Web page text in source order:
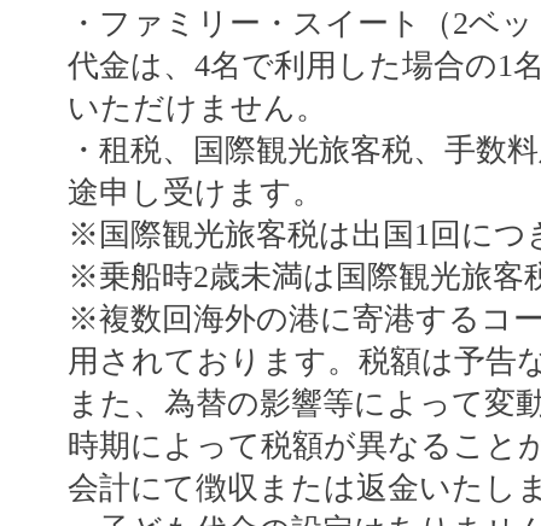
・ファミリー・スイート（2ベ
代金は、4名で利用した場合の1
いただけません。
・租税、国際観光旅客税、手数
途申し受けます。
※国際観光旅客税は出国1回につ
※乗船時2歳未満は国際観光旅客
※複数回海外の港に寄港するコ
用されております。税額は予告
また、為替の影響等によって変
時期によって税額が異なること
会計にて徴収または返金いたし